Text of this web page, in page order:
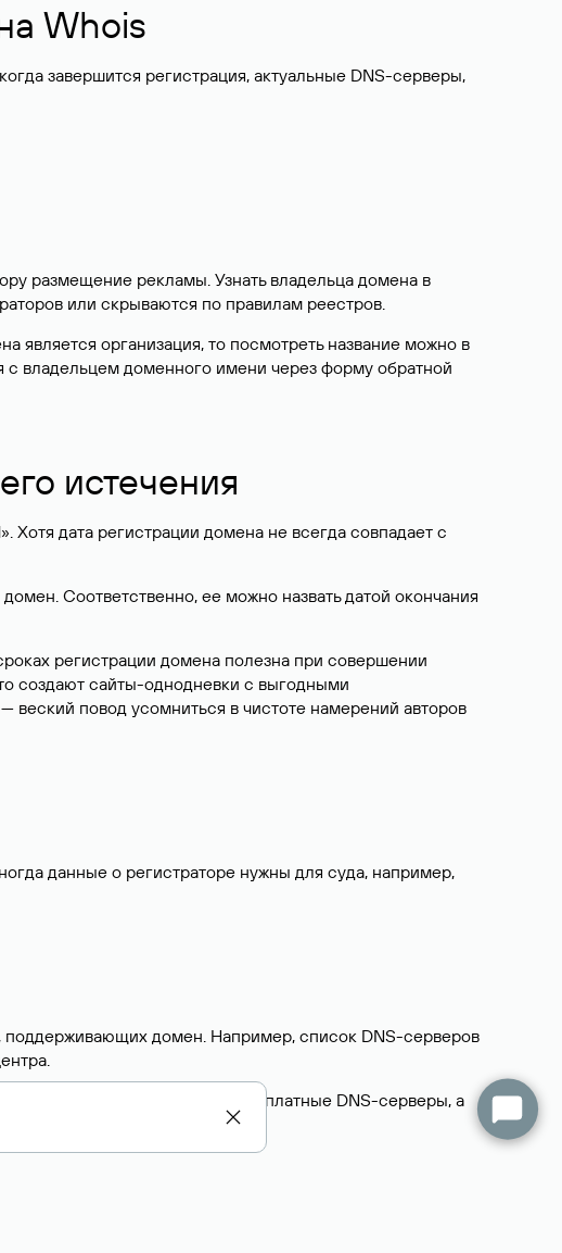
Whois
завершится регистрация, актуальные DNS-серверы,
размещение рекламы. Узнать владельца домена в
или скрываются по правилам реестров.
является организация, то посмотреть название можно в
с владельцем доменного имени через форму обратной
истечения
Хотя дата регистрации домена не всегда совпадает с
Соответственно, ее можно назвать датой окончания
регистрации домена полезна при совершении
создают сайты-однодневки с выгодными
веский повод усомниться в чистоте намерений авторов
данные о регистраторе нужны для суда, например,
поддерживающих домен. Например, список DNS-серверов
делегируют домен на бесплатные DNS-серверы, а